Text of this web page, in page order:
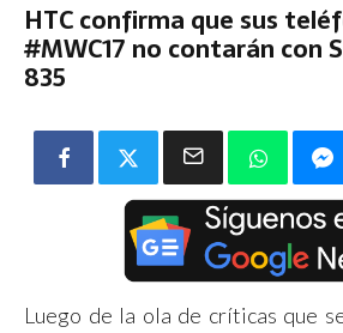
HTC confirma que sus
#MWC17 no contarán con
835
Luego de la ola de críticas que